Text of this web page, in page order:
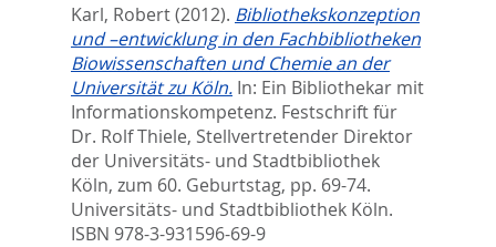
Karl, Robert(2012). Bibliothekskonzeption
und –entwicklung in den Fachbibliotheken
Biowissenschaften und Chemie an der
Universität zu Köln. In: Ein Bibliothekar mit
Informationskompetenz. Festschrift für
Dr. Rolf Thiele, Stellvertretender Direktor
der Universitäts- und Stadtbibliothek
Köln, zum 60. Geburtstag, pp. 69-74.
Universitäts- und Stadtbibliothek Köln.
ISBN 978-3-931596-69-9